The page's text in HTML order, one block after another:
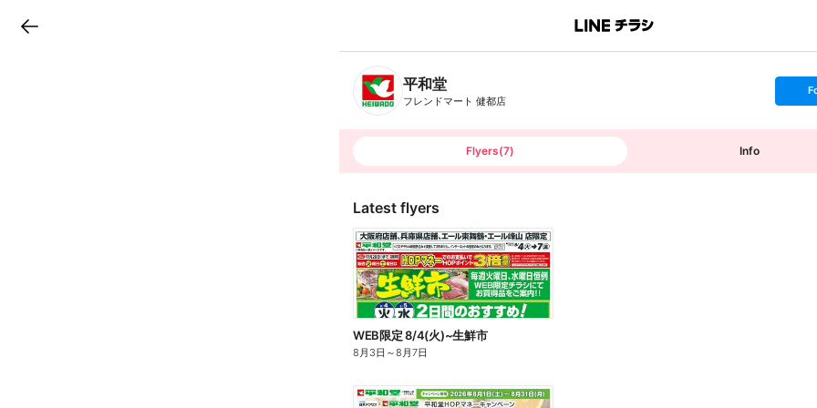
B
n
T
平和堂
フレンドマート 健都店
s
t
o
Flyers(7) Info
Latest flyers
WEB限定 8/4(火)~生鮮市
8月3日 ～8月7日